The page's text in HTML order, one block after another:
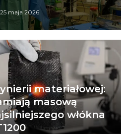
25 maja 2026
materiałowej:
masową
włókna